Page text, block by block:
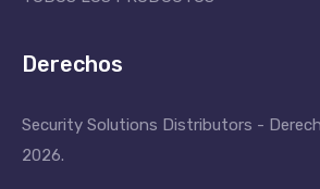
Derechos
Security Solutions Distributors -
2026.